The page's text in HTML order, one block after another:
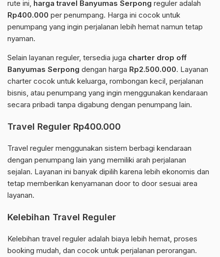
rute ini, harga travel Banyumas Serpong reguler adalah
Rp400.000 per penumpang. Harga ini cocok untuk
penumpang yang ingin perjalanan lebih hemat namun tetap
nyaman.
Selain layanan reguler, tersedia juga charter drop off
Banyumas Serpong dengan harga Rp2.500.000. Layanan
charter cocok untuk keluarga, rombongan kecil, perjalanan
bisnis, atau penumpang yang ingin menggunakan kendaraan
secara pribadi tanpa digabung dengan penumpang lain.
Travel Reguler Rp400.000
Travel reguler menggunakan sistem berbagi kendaraan
dengan penumpang lain yang memiliki arah perjalanan
sejalan. Layanan ini banyak dipilih karena lebih ekonomis dan
tetap memberikan kenyamanan door to door sesuai area
layanan.
Kelebihan Travel Reguler
Kelebihan travel reguler adalah biaya lebih hemat, proses
booking mudah, dan cocok untuk perjalanan perorangan.